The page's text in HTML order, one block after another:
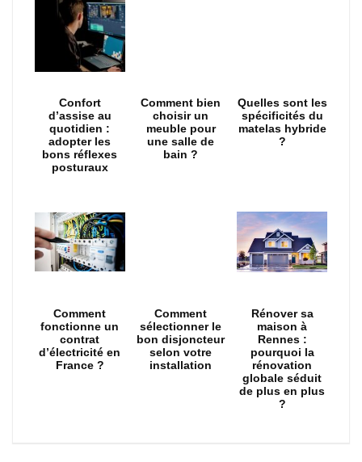
Confort
d’assise au
quotidien :
adopter les
bons réflexes
posturaux
Comment bien
choisir un
meuble pour
une salle de
bain ?
Quelles sont les
spécificités du
matelas hybride
?
Comment
fonctionne un
contrat
d’électricité en
France ?
Comment
sélectionner le
bon disjoncteur
selon votre
installation
Rénover sa
maison à
Rennes :
pourquoi la
rénovation
globale séduit
de plus en plus
?